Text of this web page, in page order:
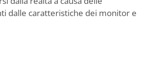
dalle caratteristiche dei monitor e